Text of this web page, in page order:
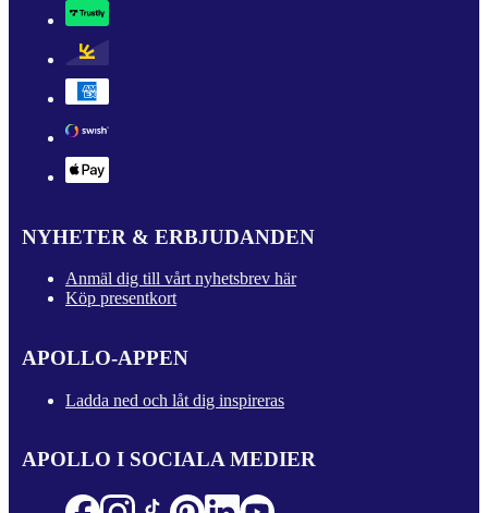
NYHETER & ERBJUDANDEN
Anmäl dig till vårt nyhetsbrev här
Köp presentkort
APOLLO-APPEN
Ladda ned och låt dig inspireras
APOLLO I SOCIALA MEDIER